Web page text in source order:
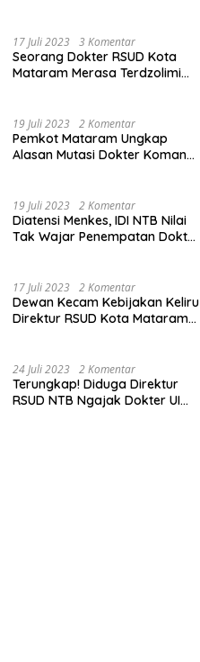
17 Juli 2023 3 Komentar
Seorang Dokter RSUD Kota
Mataram Merasa Terdzolimi
19 Juli 2023 2 Komentar
Pemkot Mataram Ungkap
Alasan Mutasi Dokter Komang
19 Juli 2023 2 Komentar
Diatensi Menkes, IDI NTB Nilai
Tak Wajar Penempatan Dokter
17 Juli 2023 2 Komentar
Dewan Kecam Kebijakan Keliru
Direktur RSUD Kota Mataram
24 Juli 2023 2 Komentar
Terungkap! Diduga Direktur
RSUD NTB Ngajak Dokter UI